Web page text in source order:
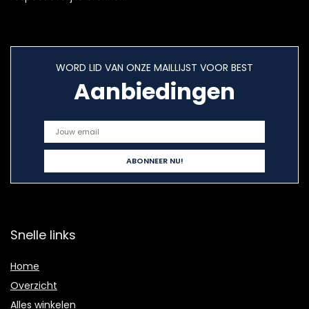
WORD LID VAN ONZE MAILLIJST VOOR BEST
Aanbiedingen
Snelle links
Home
Overzicht
Alles winkelen